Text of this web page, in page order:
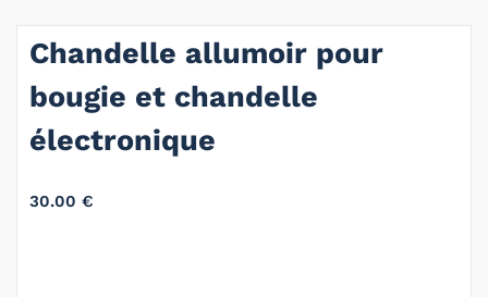
Chandelle allumoir pour
bougie et chandelle
électronique
30.00 €